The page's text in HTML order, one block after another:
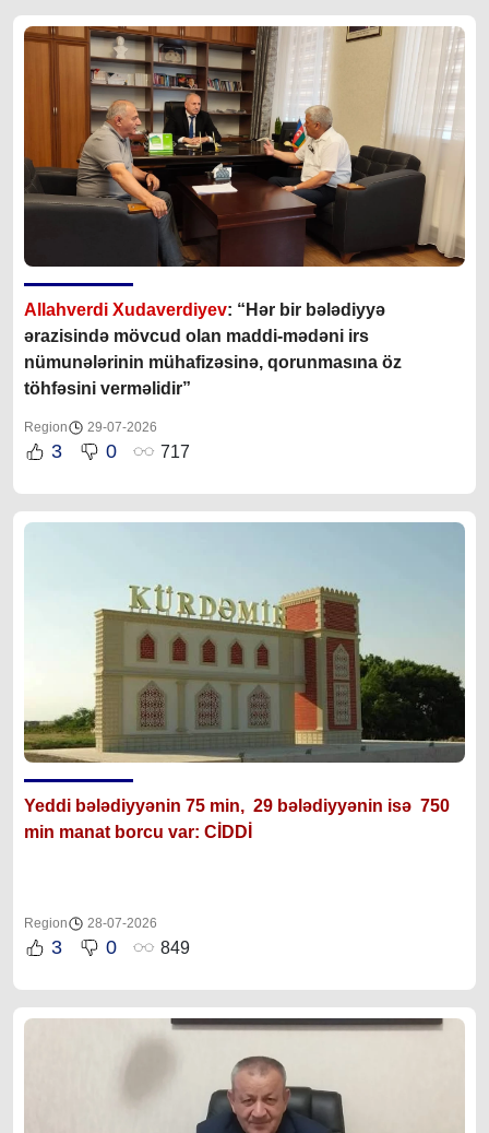
Allahverdi Xudaverdiyev: “Hər bir bələdiyyə
ərazisində mövcud olan maddi-mədəni irs
nümunələrinin mühafizəsinə, qorunmasına öz
töhfəsini verməlidir”
Region 29-07-2026
3 0 717
Yeddi bələdiyyənin 75 min, 29 bələdiyyənin isə 750
min manat borcu var: CİDDİ
Region 28-07-2026
3 0 849